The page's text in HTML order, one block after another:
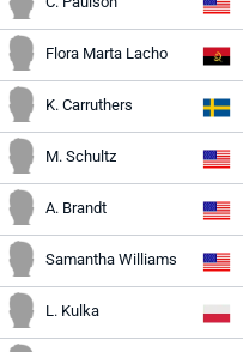
Flora Marta Lacho
K. Carruthers
M. Schultz
A. Brandt
Samantha Williams
L. Kulka